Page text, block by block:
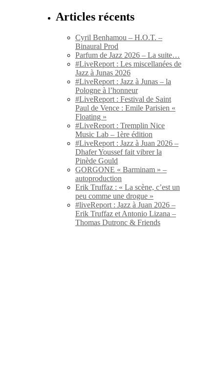
Articles récents
Cyril Benhamou – H.O.T. –
Binaural Prod
Parfum de Jazz 2026 – La suite…
#LiveReport : Les miscellanées de
Jazz à Junas 2026
#LiveReport : Jazz à Junas – la
Pologne à l’honneur
#LiveReport : Festival de Saint
Paul de Vence : Emile Parisien «
Floating »
#LiveReport : Tremplin Nice
Music Lab – 1ère édition
#LiveReport : Jazz à Juan 2026 –
Dhafer Youssef fait vibrer la
Pinède Gould
GORGONE « Barminam » –
autoproduction
Erik Truffaz : « La scène, c’est un
peu comme une drogue »
#liveReport : Jazz à Juan 2026 –
Erik Truffaz et Antonio Lizana –
Thomas Dutronc & Friends